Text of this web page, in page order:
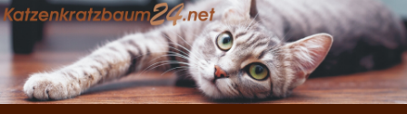
Skip
to
content